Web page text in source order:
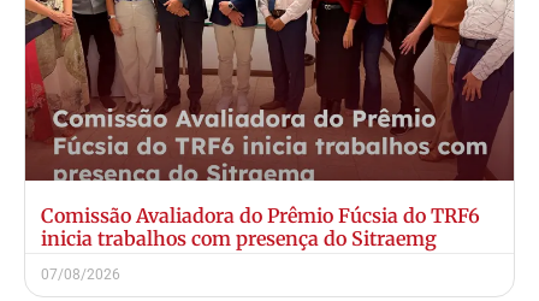
Comissão Avaliadora do Prêmio Fúcsia do TRF6
inicia trabalhos com presença do Sitraemg
07/08/2026